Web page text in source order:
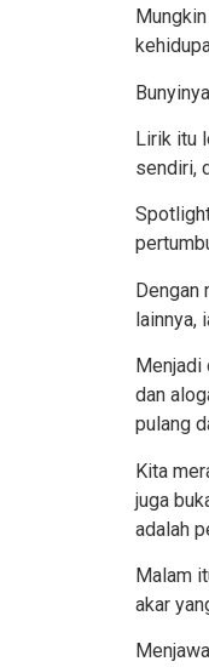
Lirik itu
sendiri,
Dengan
lainnya,
Menjadi
dan
pulang
Kita
juga
adalah
Malam
akar